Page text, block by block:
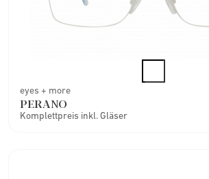
eyes + more
PERANO
Komplettpreis inkl. Gläser